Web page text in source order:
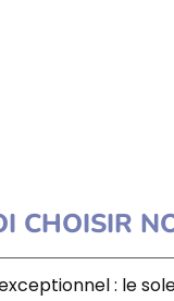
CHOISIR
: le